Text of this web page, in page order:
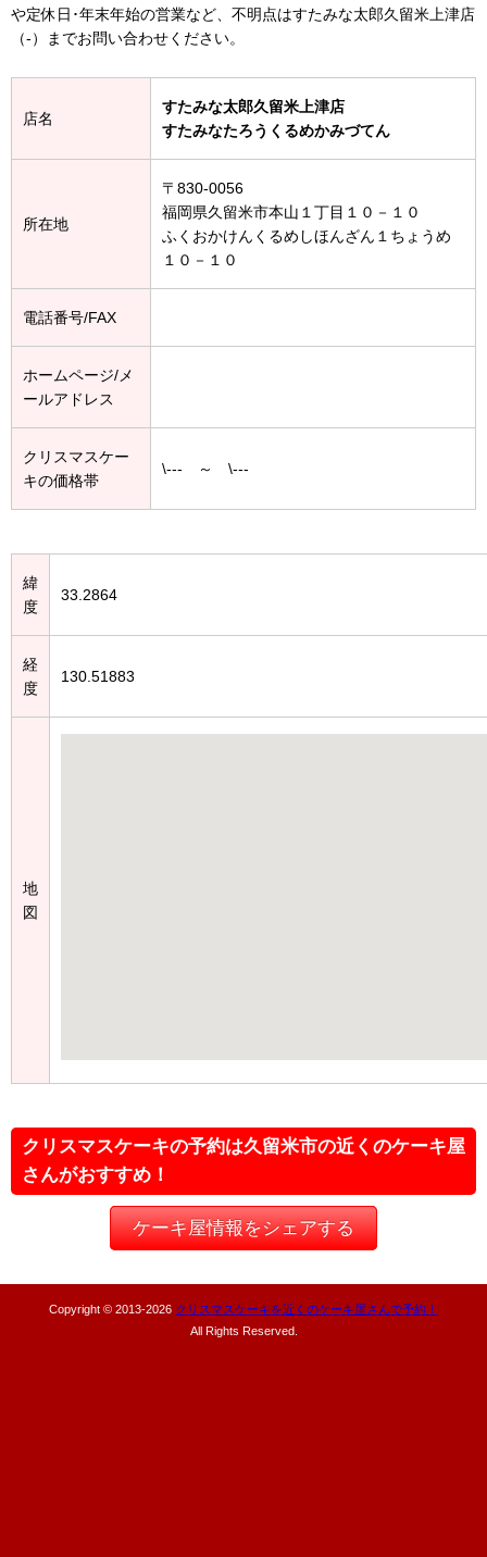
や定休日･年末年始の営業など、不明点はすたみな太郎久留米上津店
（-）までお問い合わせください。
店名
すたみな太郎久留米上津店
すたみなたろうくるめかみづてん
所在地
〒830-0056
福岡県久留米市本山１丁目１０－１０
ふくおかけんくるめしほんざん１ちょうめ
１０－１０
電話番号/FAX
ホームページ/メ
ールアドレス
クリスマスケー
キの価格帯
\--- ～ \---
緯
度
33.2864
経
度
130.51883
地
図
クリスマスケーキの予約は久留米市の近くのケーキ屋
さんがおすすめ！
ケーキ屋情報をシェアする
Copyright © 2013-2026 クリスマスケーキを近くのケーキ屋さんで予約！
All Rights Reserved.